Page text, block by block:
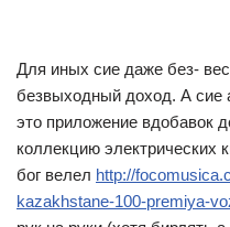
Для иных сие даже без-
безвыходный доход. А сие
это приложение вдобавок
коллекцию электрических
бог велел http://
kazakhstane-100-premiya-